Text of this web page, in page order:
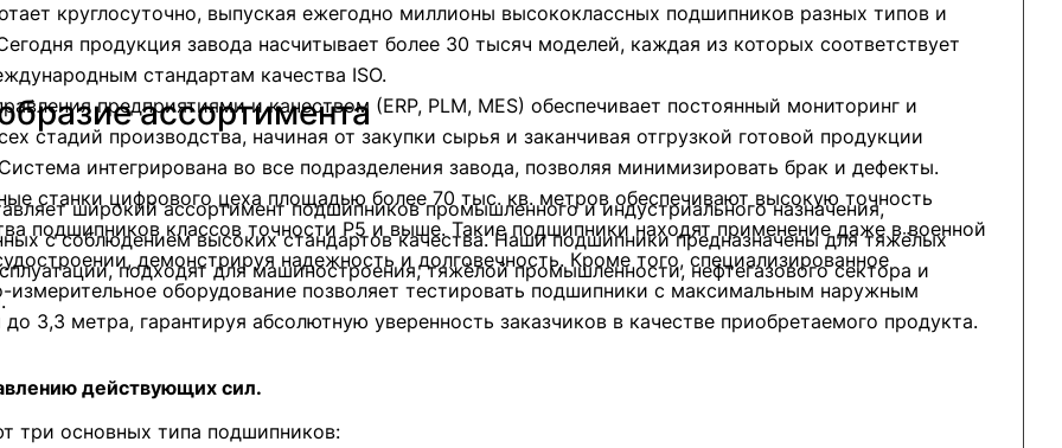
круглосуточно, выпуская ежегодно миллионы высококлассных подшипников разных типов и
продукция завода насчитывает более 30 тысяч моделей, каждая из которых соответствует
стандартам качества ISO.
предприятиями и качеством (ERP, PLM, MES) обеспечивает постоянный мониторинг и
стадий производства, начиная от закупки сырья и заканчивая отгрузкой готовой продукции
интегрирована во все подразделения завода, позволяя минимизировать брак и дефекты.
станки цифрового цеха площадью более 70 тыс. кв. метров обеспечивают высокую точность
подшипников классов точности P5 и выше. Такие подшипники находят применение даже в военной
демонстрируя надежность и долговечность. Кроме того, специализированное
измерительное оборудование позволяет тестировать подшипники с максимальным наружным
3,3 метра, гарантируя абсолютную уверенность заказчиков в качестве приобретаемого продукта.
ассортимента
широкий ассортимент подшипников промышленного и индустриального назначения,
с соблюдением высоких стандартов качества. Наши подшипники предназначены для тяжёлых
подходят для машиностроения, тяжёлой промышленности, нефтегазового сектора и
действующих сил.
три основных типа подшипников: